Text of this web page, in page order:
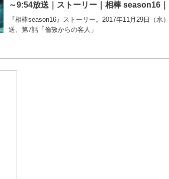
～9:54放送｜ストーリー｜相棒 season16｜
『相棒season16』ストーリー。2017年11月29日（水
送、第7話「倫敦からの客人」